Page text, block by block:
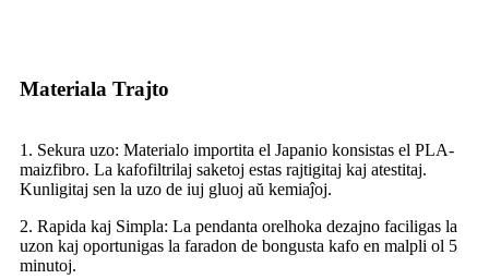
Materiala Trajto
1. Sekura uzo: Materialo importita el Japanio konsistas el PLA-
maizfibro. La kafofiltrilaj saketoj estas rajtigitaj kaj atestitaj.
Kunligitaj sen la uzo de iuj gluoj aŭ kemiaĵoj.
2. Rapida kaj Simpla: La pendanta orelhoka dezajno faciligas la
uzon kaj oportunigas la faradon de bongusta kafo en malpli ol 5
minutoj.